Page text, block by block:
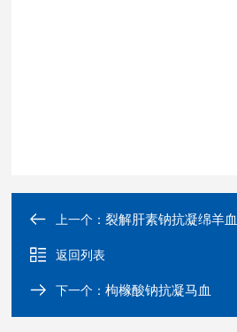
上一个： 裂解肝素钠抗凝绵羊血
返回列表
下一个：枸橼酸钠抗凝马血